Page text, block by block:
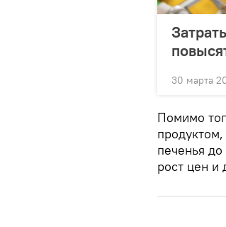
30 марта
Помимо
печенья
рост цен и